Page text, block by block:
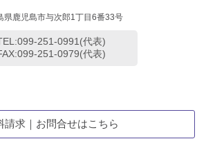
県鹿児島市与次郎1丁目6番33号
251-0991(代表)
251-0979(代表)
請求｜お問合せはこちら